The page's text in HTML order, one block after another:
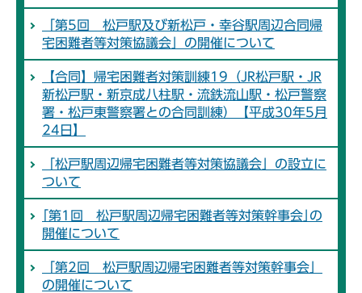
「第5回 松戸駅及び新松戸・幸谷駅周辺合同帰
宅困難者等対策協議会」の開催について
【合同】帰宅困難者対策訓練19（JR松戸駅・JR
新松戸駅・新京成八柱駅・流鉄流山駅・松戸警察
署・松戸東警察署との合同訓練）【平成30年5月
24日】
「松戸駅周辺帰宅困難者等対策協議会」の設立に
ついて
｢第1回 松戸駅周辺帰宅困難者等対策幹事会｣の
開催について
「第2回 松戸駅周辺帰宅困難者等対策幹事会」
の開催について